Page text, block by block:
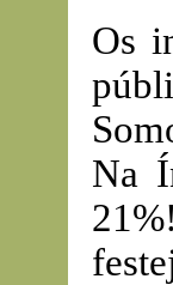
Os
Na